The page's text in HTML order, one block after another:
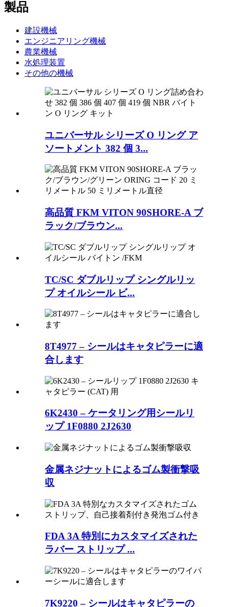
製品
建設機械
エンジニアリング機械
農業機械
水処理装置
その他の機械
ユニバーサル シリーズ O リング ア
ソートメント 382 個 3...
高品質 FKM VITON 90SHORE-A ブ
ラック/ブラウン...
TC/SC ダブルリップ シングルリッ
プ オイルシール ビ...
8T4977 – シールはキャタピラーに適
合します
6K2430 – ケータリング用シールリ
ップ 1F0880 2J2630
金属ネジナットによるゴム製衝撃吸
収
FDA 3A 特別にカスタマイズされた
ラバー ストリップ ...
7K9220 – シールはキャタピラーの